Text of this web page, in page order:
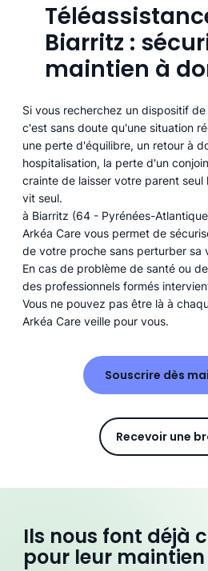
Biarritz :
maintien à
Si vous recherchez un dispositif
c'est sans doute qu'une situation
une perte d'équilibre, un retour à
hospitalisation, la perte d'un
crainte de laisser votre parent
vit seul.
à Biarritz (64 - Pyrénées-
Arkéa Care vous permet de
de votre proche sans perturber sa
En cas de problème de santé ou
des professionnels formés
Vous ne pouvez pas être là à
Arkéa Care veille pour vous.
Souscrire dès
Ils nous font déjà
pour leur